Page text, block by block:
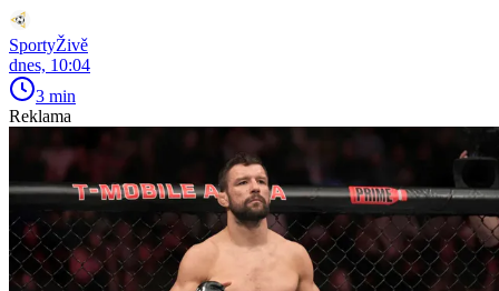
SportyŽivě
dnes, 10:04
3 min
Reklama